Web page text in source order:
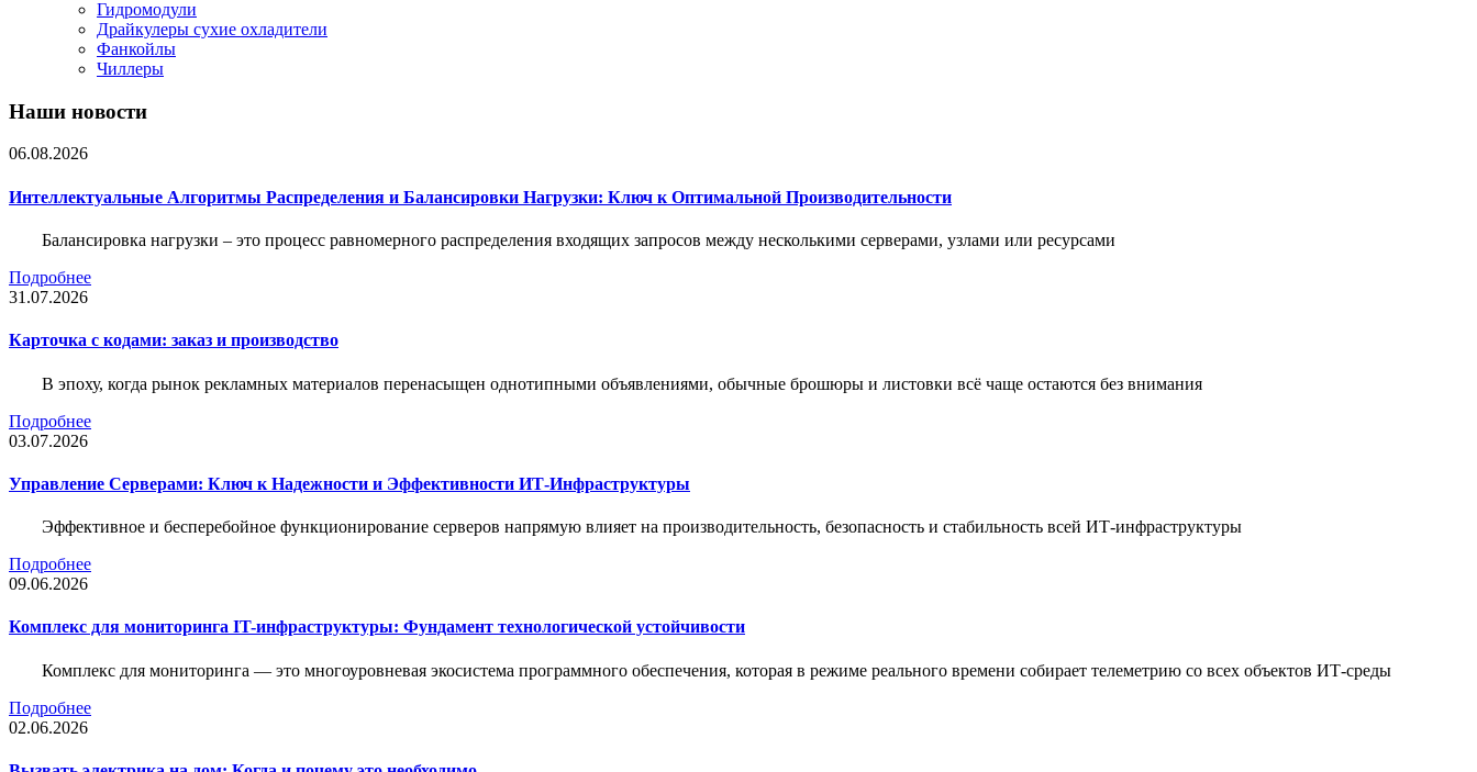
Гидромодули
Драйкулеры сухие охладители
Фанкойлы
Чиллеры
Наши новости
06.08.2026
Интеллектуальные Алгоритмы Распределения и Балансировки Нагрузки: Ключ к Оптимальной Производительности
Балансировка нагрузки – это процесс равномерного распределения входящих запросов между несколькими серверами, узлами или ресурсами
Подробнее
31.07.2026
Карточка c кодами: заказ и производство
В эпоху, когда рынок рекламных материалов перенасыщен однотипными объявлениями, обычные брошюры и листовки всё чаще остаются без внимания
Подробнее
03.07.2026
Управление Серверами: Ключ к Надежности и Эффективности ИТ-Инфраструктуры
Эффективное и бесперебойное функционирование серверов напрямую влияет на производительность, безопасность и стабильность всей ИТ-инфраструктуры
Подробнее
09.06.2026
Комплекс для мониторинга IT-инфраструктуры: Фундамент технологической устойчивости
Комплекс для мониторинга — это многоуровневая экосистема программного обеспечения, которая в режиме реального времени собирает телеметрию со всех объектов ИТ-среды
Подробнее
02.06.2026